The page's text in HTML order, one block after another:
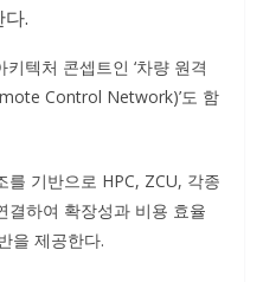
다.
텍처 콘셉트인 ‘차량 원격
Control Network)’도 함
기반으로 HPC, ZCU, 각종
결하여 확장성과 비용 효율
을 제공한다.